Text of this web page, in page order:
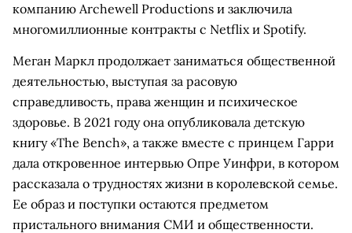
компанию Archewell Productions и заключила
многомиллионные контракты с Netflix и Spotify.
Меган Маркл продолжает заниматься общественной
деятельностью, выступая за расовую
справедливость, права женщин и психическое
здоровье. В 2021 году она опубликовала детскую
книгу «The Bench», а также вместе с принцем Гарри
дала откровенное интервью Опре Уинфри, в котором
рассказала о трудностях жизни в королевской семье.
Ее образ и поступки остаются предметом
пристального внимания СМИ и общественности.